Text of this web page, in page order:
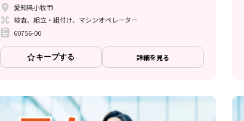
愛知県小牧市
検査、組立・組付け、マシンオペレーター
60756-00
キープする 詳細を見る